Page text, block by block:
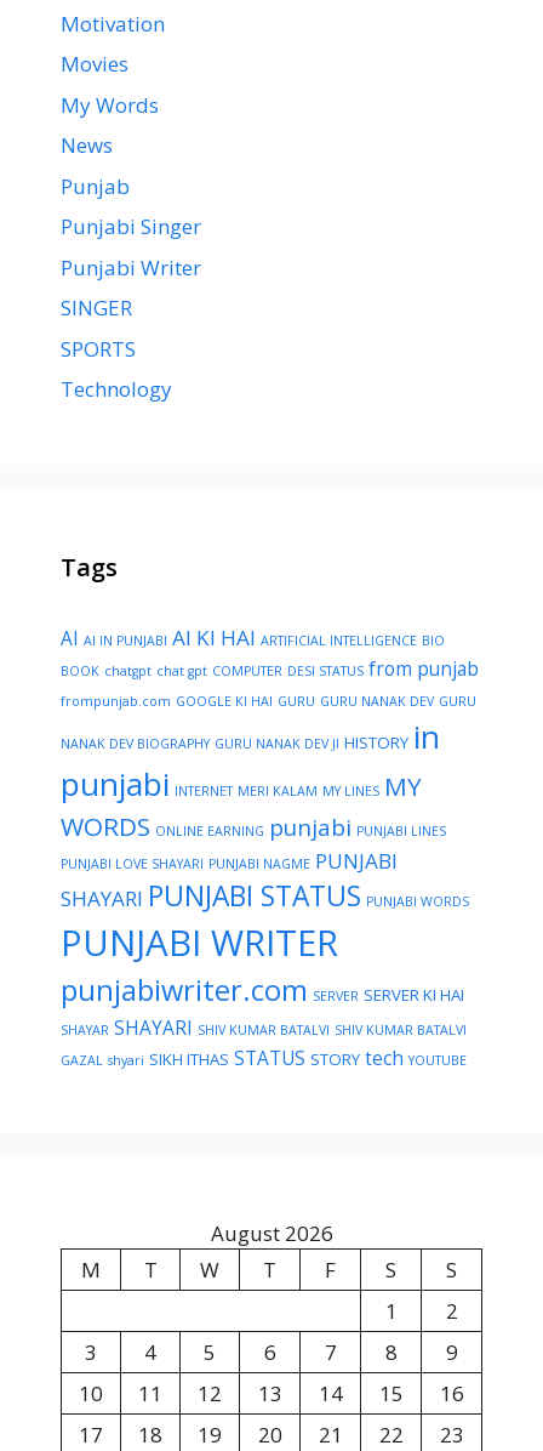
Motivation
Movies
My Words
News
Punjab
Punjabi Singer
Punjabi Writer
SINGER
SPORTS
Technology
Tags
AI AI IN PUNJABI AI KI HAI ARTIFICIAL INTELLIGENCE BIO
BOOK chatgpt chat gpt COMPUTER DESI STATUS from punjab
frompunjab.com GOOGLE KI HAI GURU GURU NANAK DEV GURU
NANAK DEV BIOGRAPHY GURU NANAK DEV JI HISTORY in
punjabi INTERNET MERI KALAM MY LINES MY
WORDS ONLINE EARNING punjabi PUNJABI LINES
PUNJABI LOVE SHAYARI PUNJABI NAGME PUNJABI
SHAYARI PUNJABI STATUS PUNJABI WORDS
PUNJABI WRITER
punjabiwriter.com SERVER SERVER KI HAI
SHAYAR SHAYARI SHIV KUMAR BATALVI SHIV KUMAR BATALVI
GAZAL shyari SIKH ITHAS STATUS STORY tech YOUTUBE
August 2026
M
T W T F S
S
1
2
3
4 5 6 7 8
9
10
11 12 13 14 15
16
17
18 19 20 21 22
23